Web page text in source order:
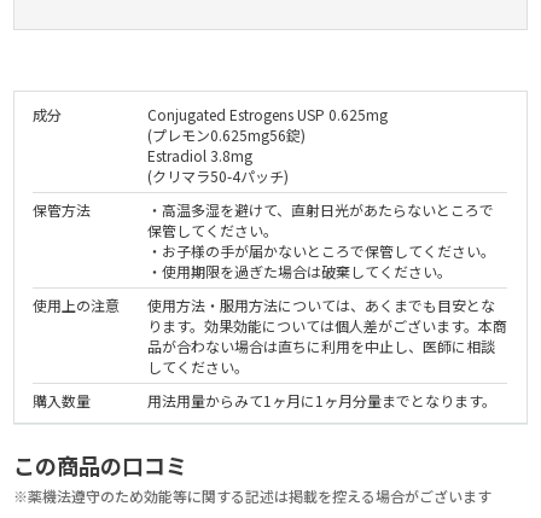
成分
Conjugated Estrogens USP 0.625mg
(プレモン0.625mg56錠)
Estradiol 3.8mg
(クリマラ50-4パッチ)
保管方法
・高温多湿を避けて、直射日光があたらないところで
保管してください。
・お子様の手が届かないところで保管してください。
・使用期限を過ぎた場合は破棄してください。
使用上の注意
使用方法・服用方法については、あくまでも目安とな
ります。効果効能については個人差がございます。本商
品が合わない場合は直ちに利用を中止し、医師に相談
してください。
購入数量
用法用量からみて1ヶ月に1ヶ月分量までとなります。
この商品の口コミ
※薬機法遵守のため効能等に関する記述は掲載を控える場合がございます